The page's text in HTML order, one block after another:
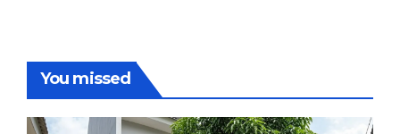
You missed